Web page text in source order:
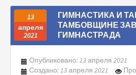
13
апреля
2021
ГИМНАСТИКА И
ТАМБОВЩИНЕ
ГИМНАСТРАДА
Опубликовано: 13 апреля 2021
Создано: 13 апреля 2021